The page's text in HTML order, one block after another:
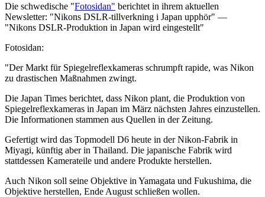
Die schwedische "Fotosidan" berichtet in ihrem aktuellen
Newsletter: "Nikons DSLR-tillverkning i Japan upphör" —
"Nikons DSLR-Produktion in Japan wird eingestellt"
Fotosidan:
"Der Markt für Spiegelreflexkameras schrumpft rapide, was Nikon
zu drastischen Maßnahmen zwingt.
Die Japan Times berichtet, dass Nikon plant, die Produktion von
Spiegelreflexkameras in Japan im März nächsten Jahres einzustellen.
Die Informationen stammen aus Quellen in der Zeitung.
Gefertigt wird das Topmodell D6 heute in der Nikon-Fabrik in
Miyagi, künftig aber in Thailand. Die japanische Fabrik wird
stattdessen Kamerateile und andere Produkte herstellen.
Auch Nikon soll seine Objektive in Yamagata und Fukushima, die
Objektive herstellen, Ende August schließen wollen.